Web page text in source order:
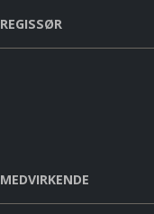
REGISSØR
MEDVIRKENDE